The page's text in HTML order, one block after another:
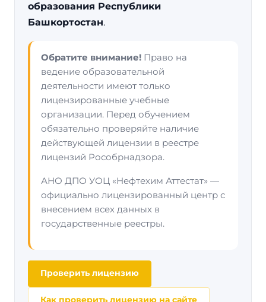
образования Республики
Башкортостан.
Обратите внимание! Право на
ведение образовательной
деятельности имеют только
лицензированные учебные
организации. Перед обучением
обязательно проверяйте наличие
действующей лицензии в реестре
лицензий Рособрнадзора.
АНО ДПО УОЦ «Нефтехим Аттестат» —
официально лицензированный центр с
внесением всех данных в
государственные реестры.
Проверить лицензию
Как проверить лицензию на сайте